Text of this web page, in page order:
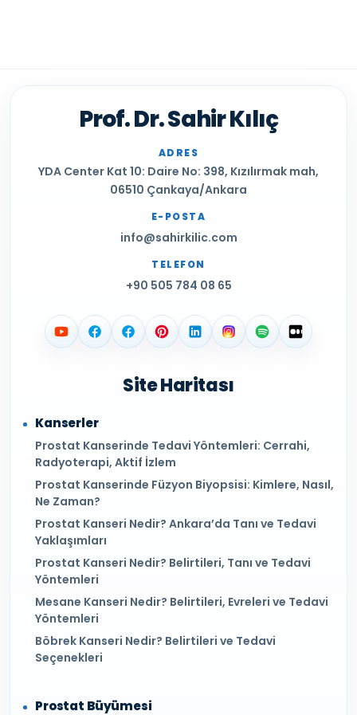
Prof. Dr. Sahir Kılıç
ADRES
YDA Center Kat 10: Daire No: 398, Kızılırmak mah,
06510 Çankaya/Ankara
E-POSTA
info@sahirkilic.com
TELEFON
+90 505 784 08 65
Site Haritası
Kanserler
Prostat Kanserinde Tedavi Yöntemleri: Cerrahi,
Radyoterapi, Aktif İzlem
Prostat Kanserinde Füzyon Biyopsisi: Kimlere, Nasıl,
Ne Zaman?
Prostat Kanseri Nedir? Ankara’da Tanı ve Tedavi
Yaklaşımları
Prostat Kanseri Nedir? Belirtileri, Tanı ve Tedavi
Yöntemleri
Mesane Kanseri Nedir? Belirtileri, Evreleri ve Tedavi
Yöntemleri
Böbrek Kanseri Nedir? Belirtileri ve Tedavi
Seçenekleri
Prostat Büyümesi